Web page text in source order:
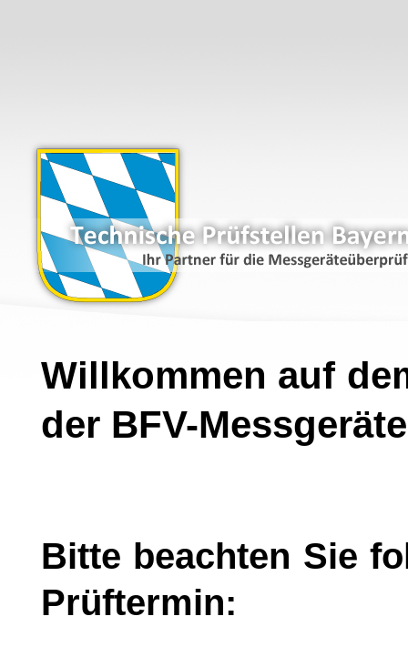
Willkommen auf
der BFV-
Bitte beachten Sie
Prüftermin: